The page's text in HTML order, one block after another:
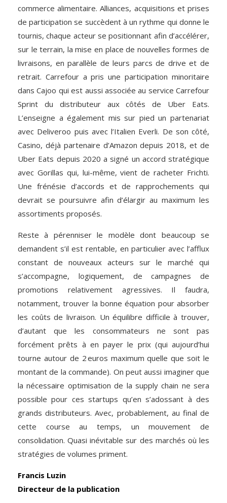
commerce alimentaire. Alliances, acquisitions et prises
de participation se succèdent à un rythme qui donne le
tournis, chaque acteur se positionnant afin d’accélérer,
sur le terrain, la mise en place de nouvelles formes de
livraisons, en parallèle de leurs parcs de drive et de
retrait. Carrefour a pris une participation minoritaire
dans Cajoo qui est aussi associée au service Carrefour
Sprint du distributeur aux côtés de Uber Eats.
L’enseigne a également mis sur pied un partenariat
avec Deliveroo puis avec l’Italien Everli. De son côté,
Casino, déjà partenaire d’Amazon depuis 2018, et de
Uber Eats depuis 2020 a signé un accord stratégique
avec Gorillas qui, lui-même, vient de racheter Frichti.
Une frénésie d’accords et de rapprochements qui
devrait se poursuivre afin d’élargir au maximum les
assortiments proposés.
Reste à pérenniser le modèle dont beaucoup se
demandent s’il est rentable, en particulier avec l’afflux
constant de nouveaux acteurs sur le marché qui
s’accompagne, logiquement, de campagnes de
promotions relativement agressives. Il faudra,
notamment, trouver la bonne équation pour absorber
les coûts de livraison. Un équilibre difficile à trouver,
d’autant que les consommateurs ne sont pas
forcément prêts à en payer le prix (qui aujourd’hui
tourne autour de 2 euros maximum quelle que soit le
montant de la commande). On peut aussi imaginer que
la nécessaire optimisation de la supply chain ne sera
possible pour ces startups qu’en s’adossant à des
grands distributeurs. Avec, probablement, au final de
cette course au temps, un mouvement de
consolidation. Quasi inévitable sur des marchés où les
stratégies de volumes priment.
Francis Luzin
Directeur de la publication